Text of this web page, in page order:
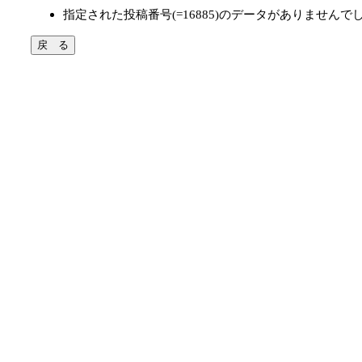
指定された投稿番号(=16885)のデータがありませんで